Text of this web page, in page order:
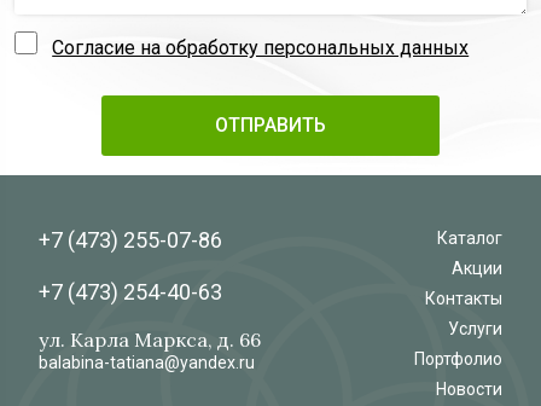
Согласие на обработку персональных данных
+7 (473) 255-07-86
+7 (473) 254-40-63
ул. Карла Маркса, д. 66
balabina-tatiana@yandex.ru
Каталог
Акции
Контакты
Услуги
Портфолио
Новости